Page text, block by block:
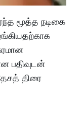
மூத்த நடிகை
பதிவுடன்
திரை